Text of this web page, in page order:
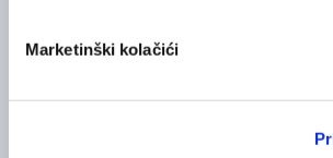
Marketinški kolačići